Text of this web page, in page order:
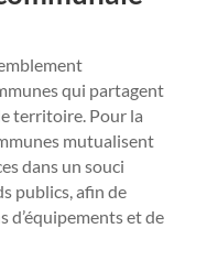
qui partagent
territoire. Pour la
mutualisent
dans un souci
publics, afin de
d’équipements et de